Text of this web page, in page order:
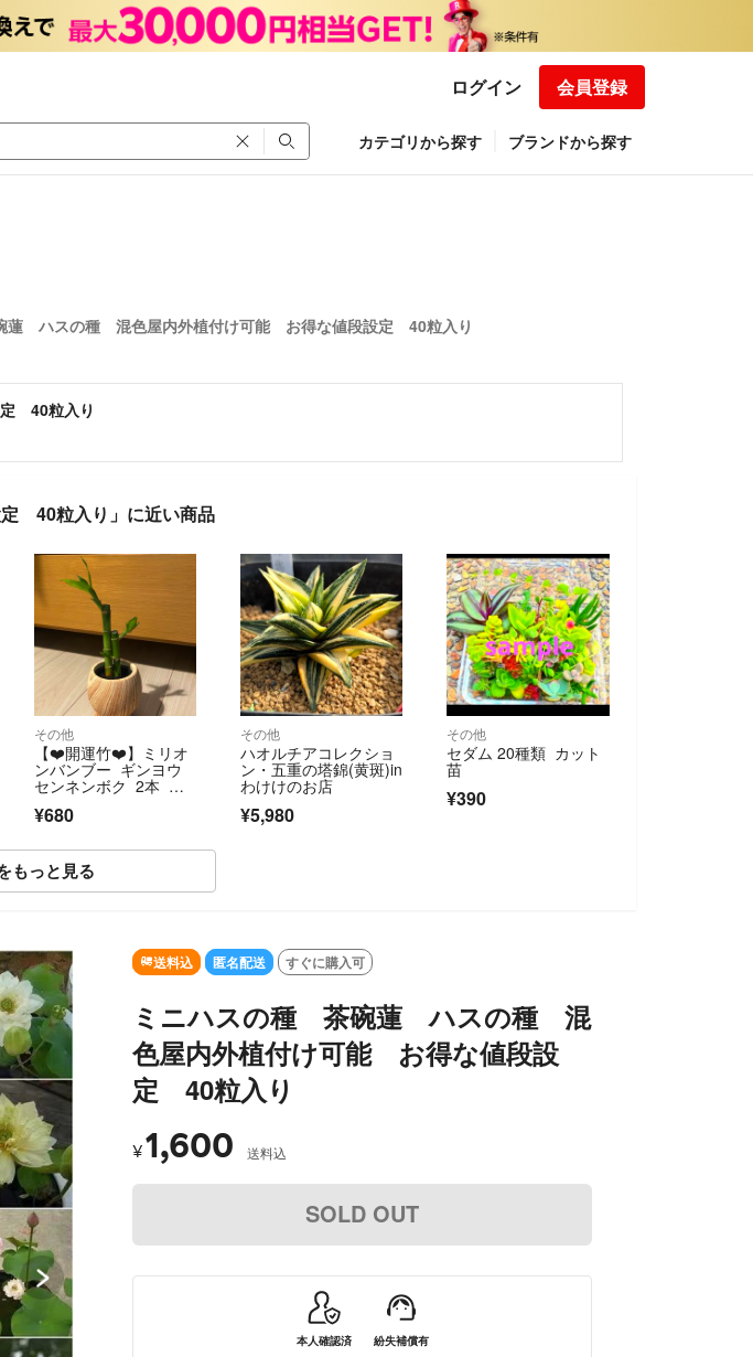
ログイン 会員登録
カテゴリから探す ブランドから探す
蓮 ハスの種 混色屋内外植付け可能 お得な値段設定 40粒入り
40粒入り
40粒入り」に近い商品
その他
【❤️開運竹❤️】ミリオ
ンバンブー ギンヨウ
センネンボク 2本 ポ
ットごと発送‼️
¥680
その他
ハオルチアコレクショ
ン・五重の塔錦(黄斑)in
わけけのお店
¥5,980
その他
セダム 20種類 カット
苗
¥390
もっと見る
SOLD OUT
送料込 匿名配送 すぐに購入可
ミニハスの種 茶碗蓮 ハスの種 混
色屋内外植付け可能 お得な値段設
定 40粒入り
¥1,600 送料込
SOLD OUT
本人確認済 紛失補償有